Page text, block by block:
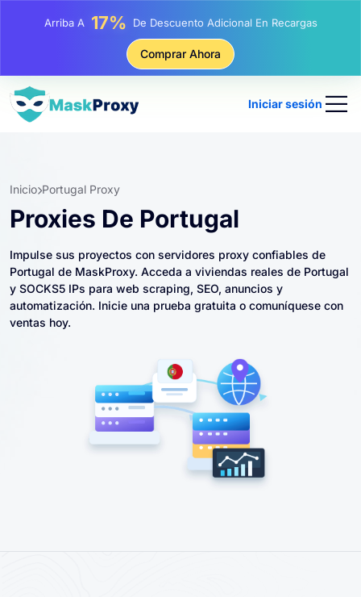
Arriba A 25% Descuento En Compras Estáticas IP
81% Descuento En Compras Rotativas IP
Comprar Ahora
Iniciar sesión
Inicio Portugal Proxy
Proxies De Portugal
Impulse sus proyectos con servidores proxy confiables de
Portugal de MaskProxy. Acceda a viviendas reales de Portugal
y SOCKS5 IPs para web scraping, SEO, anuncios y
automatización. Inicie una prueba gratuita o comuníquese con
ventas hoy.